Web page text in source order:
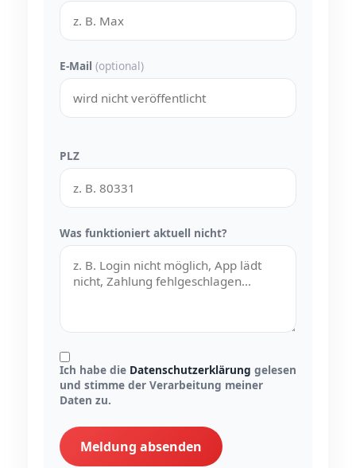
E-Mail (optional)
PLZ
Was funktioniert aktuell nicht?
Ich habe die Datenschutzerklärung gelesen
und stimme der Verarbeitung meiner
Daten zu.
Meldung absenden